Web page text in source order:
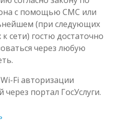
с помощью СМС или
(при следующих
сети) гостю достаточно
через любую
Fi авторизации
через портал ГосУслуги.